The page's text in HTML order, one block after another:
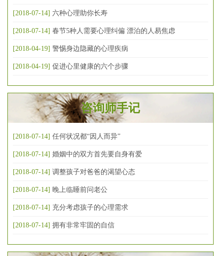
[2018-07-14] 六种心理助你长寿
[2018-07-14] 春节5种人需要心理纠偏 漂泊的人易焦虑
[2018-04-19] 警惕身边隐藏的心理疾病
[2018-04-19] 促进心里健康的六个步骤
咨询师手记
[2018-07-14] 任何状况都“因人而异”
[2018-07-14] 婚姻中的双方首先要自身有爱
[2018-07-14] 调整孩子对爸爸的渴望心态
[2018-07-14] 晚上临睡前问老公
[2018-07-14] 充分考虑孩子的心理需求
[2018-07-14] 拥有非常牢固的自信